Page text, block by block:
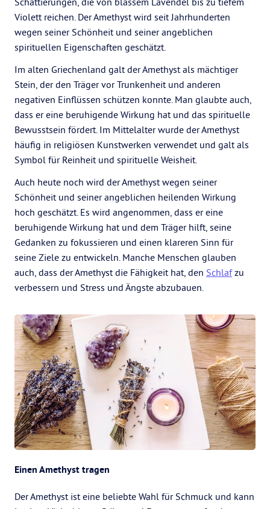
Violett reichen. Der Amethyst wird seit Jahrhunderten
wegen seiner Schönheit und seiner angeblichen
spirituellen Eigenschaften geschätzt.
Im alten Griechenland galt der Amethyst als mächtiger
Stein, der den Träger vor Trunkenheit und anderen
negativen Einflüssen schützen konnte. Man glaubte auch,
dass er eine beruhigende Wirkung hat und das spirituelle
Bewusstsein fördert. Im Mittelalter wurde der Amethyst
häufig in religiösen Kunstwerken verwendet und galt als
Symbol für Reinheit und spirituelle Weisheit.
Auch heute noch wird der Amethyst wegen seiner
Schönheit und seiner angeblichen heilenden Wirkung
hoch geschätzt. Es wird angenommen, dass er eine
beruhigende Wirkung hat und dem Träger hilft, seine
Gedanken zu fokussieren und einen klareren Sinn für
seine Ziele zu entwickeln. Manche Menschen glauben
auch, dass der Amethyst die Fähigkeit hat, den Schlafzu
verbessern und Stress und Ängste abzubauen.
Einen Amethyst tragen
Der Amethyst ist eine beliebte Wahl für Schmuck und kann